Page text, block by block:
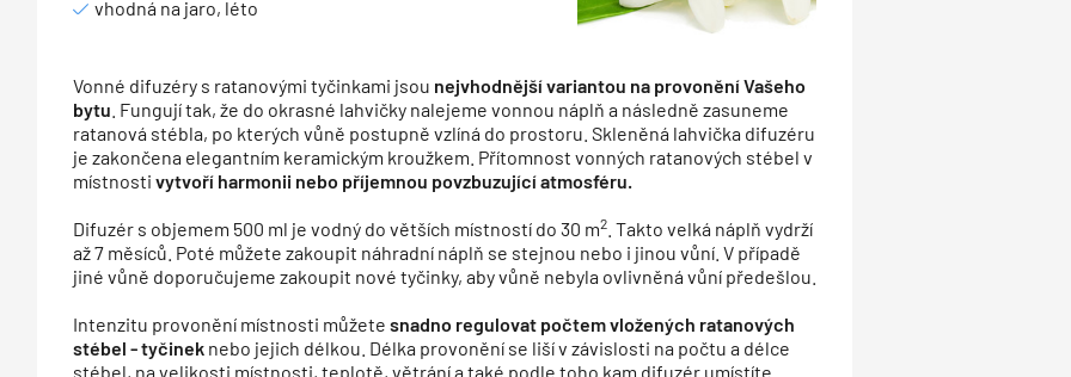
vhodná na jaro, léto
Vonné difuzéry s ratanovými tyčinkami jsou nejvhodnější variantou na provonění Vašeho
bytu . Fungují tak, že do okrasné lahvičky nalejeme vonnou náplň a následně zasuneme
ratanová stébla, po kterých vůně postupně vzlíná do prostoru. Skleněná lahvička difuzéru
je zakončena elegantním keramickým kroužkem. Přítomnost vonných ratanových stébel v
místnosti vytvoří harmonii nebo příjemnou povzbuzující atmosféru.
Difuzér s objemem 500 ml je vodný do větších místností do 30 m2 . Takto velká náplň vydrží
až 7 měsíců. Poté můžete zakoupit náhradní náplň se stejnou nebo i jinou vůní. V případě
jiné vůně doporučujeme zakoupit nové tyčinky, aby vůně nebyla ovlivněná vůní předešlou.
Intenzitu provonění místnosti můžete snadno regulovat počtem vložených ratanových
stébel - tyčinek nebo jejich délkou. Délka provonění se liší v závislosti na počtu a délce
stébel, na velikosti místnosti, teplotě, větrání a také podle toho kam difuzér umístíte.